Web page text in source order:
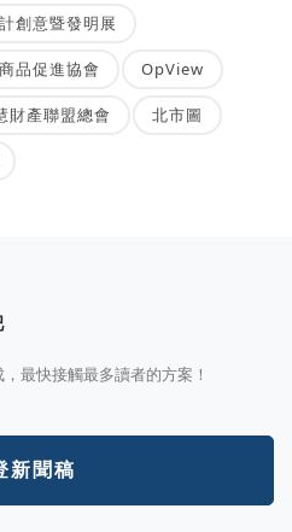
創意暨發明展
品促進協會 OpView
財產聯盟總會 北市圖
最快接觸最多讀者的方案！
新聞稿